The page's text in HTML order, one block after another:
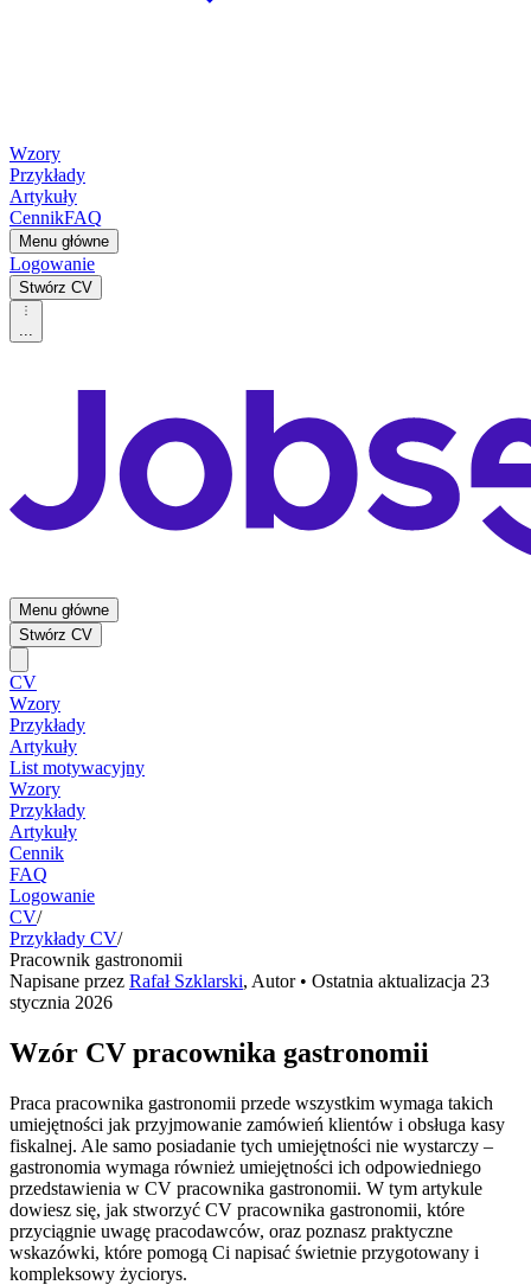
Wzory
Przykłady
Artykuły
CennikFAQ
Menu główne
Logowanie
Stwórz CV
...
Menu główne
Stwórz CV
CV
Wzory
Przykłady
Artykuły
List motywacyjny
Wzory
Przykłady
Artykuły
Cennik
FAQ
Logowanie
CV/
Przykłady CV/
Pracownik gastronomii
Napisane przez Rafał Szklarski, Autor• Ostatnia aktualizacja 23
stycznia 2026
Wzór CV pracownika gastronomii
Praca pracownika gastronomii przede wszystkim wymaga takich
umiejętności jak przyjmowanie zamówień klientów i obsługa kasy
fiskalnej. Ale samo posiadanie tych umiejętności nie wystarczy –
gastronomia wymaga również umiejętności ich odpowiedniego
przedstawienia w CV pracownika gastronomii. W tym artykule
dowiesz się, jak stworzyć CV pracownika gastronomii, które
przyciągnie uwagę pracodawców, oraz poznasz praktyczne
wskazówki, które pomogą Ci napisać świetnie przygotowany i
kompleksowy życiorys.